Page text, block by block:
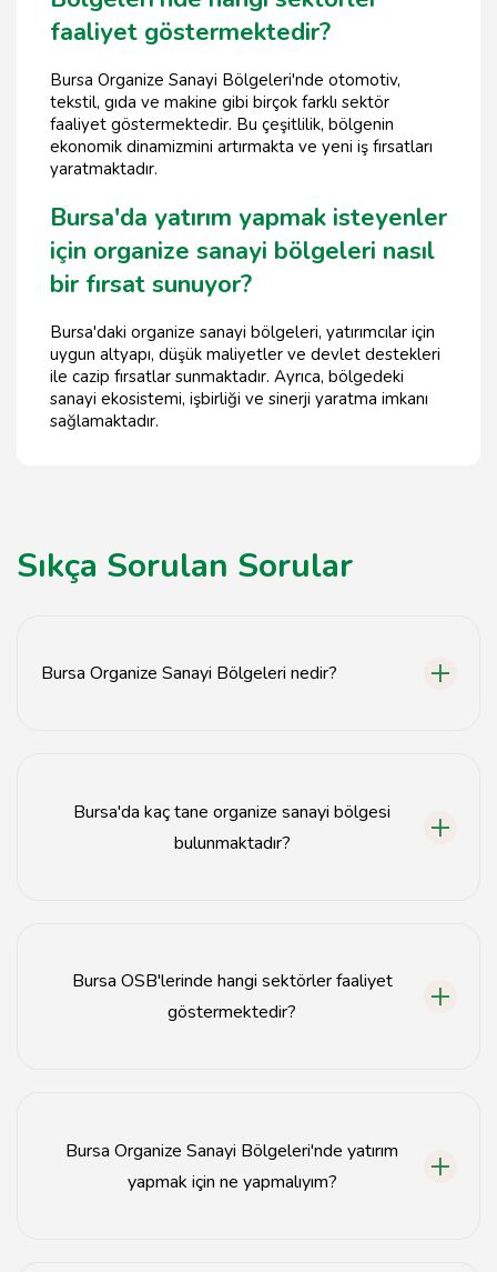
faaliyet göstermektedir?
Bursa Organize Sanayi Bölgeleri'nde otomotiv,
tekstil, gıda ve makine gibi birçok farklı sektör
faaliyet göstermektedir. Bu çeşitlilik, bölgenin
ekonomik dinamizmini artırmakta ve yeni iş fırsatları
yaratmaktadır.
Bursa'da yatırım yapmak isteyenler
için organize sanayi bölgeleri nasıl
bir fırsat sunuyor?
Bursa'daki organize sanayi bölgeleri, yatırımcılar için
uygun altyapı, düşük maliyetler ve devlet destekleri
ile cazip fırsatlar sunmaktadır. Ayrıca, bölgedeki
sanayi ekosistemi, işbirliği ve sinerji yaratma imkanı
sağlamaktadır.
Sıkça Sorulan Sorular
Bursa Organize Sanayi Bölgeleri nedir?
Bursa'da kaç tane organize sanayi bölgesi
bulunmaktadır?
Bursa OSB'lerinde hangi sektörler faaliyet
göstermektedir?
Bursa Organize Sanayi Bölgeleri'nde yatırım
yapmak için ne yapmalıyım?